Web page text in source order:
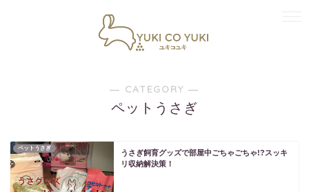
― CATEGORY ―
ペットうさぎ
ペットうさぎ
うさぎ飼育グッズで部屋中ごちゃごちゃ!?スッキ
リ収納解決策！